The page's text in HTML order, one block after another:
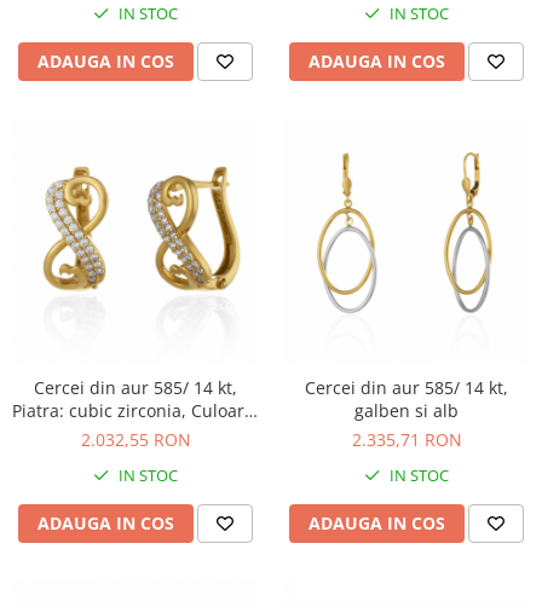
IN STOC
ADAUGA IN COS
IN STOC
ADAUGA IN COS
Cercei din aur 585/ 14 kt,
Piatra: cubic zirconia, Culoare:
transparenta
2.032,55 RON
IN STOC
ADAUGA IN COS
Cercei din aur 585/ 14 kt,
galben si alb
2.335,71 RON
IN STOC
ADAUGA IN COS